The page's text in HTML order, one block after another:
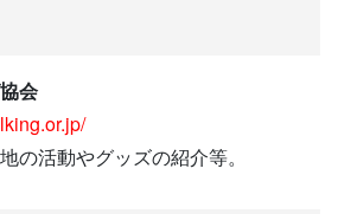
会
の活動やグッズの紹介等。